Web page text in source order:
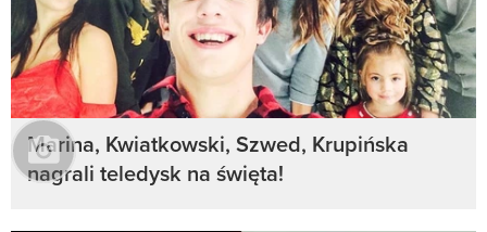
Marina, Kwiatkowski, Szwed, Krupińska
nagrali teledysk na święta!